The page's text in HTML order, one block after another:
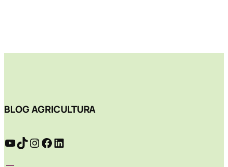
BLOG AGRICULTURA
YouTube
TikTok
Instagram
Facebook
LinkedIn